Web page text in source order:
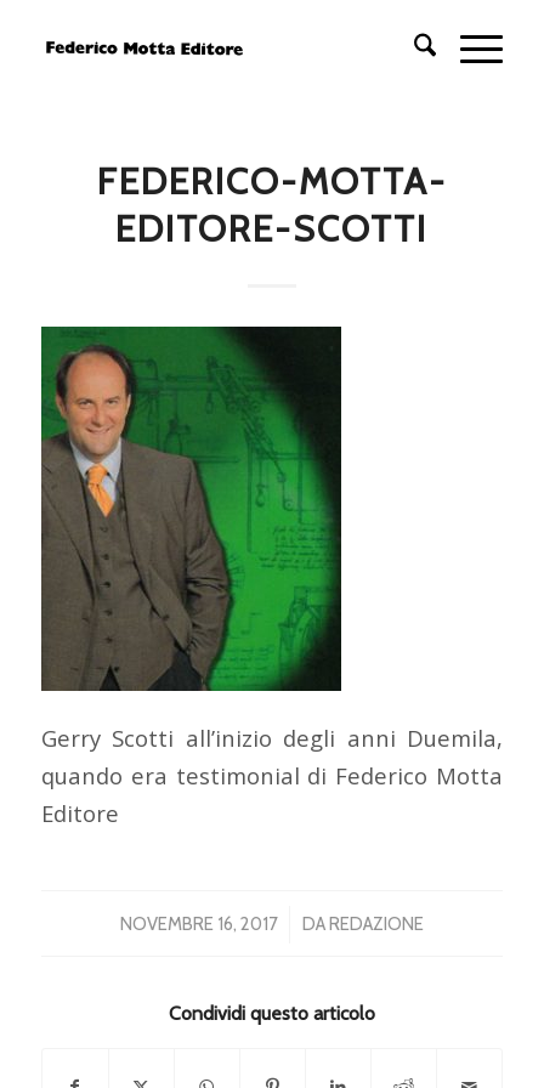
FEDERICO-MOTTA-
EDITORE-SCOTTI
Gerry Scotti all’inizio degli anni Duemila,
quando era testimonial di Federico Motta
Editore
NOVEMBRE 16, 2017
/ DAREDAZIONE
Condividi questo articolo